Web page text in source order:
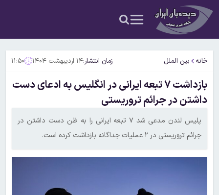
خانه بین الملل زمان انتشار:۱۴ اردیبهشت ۱۴۰۴ ۱۱:۵۰
بازداشت ۷ تبعه ایرانی در انگلیس به ادعای دست
داشتن در جرائم تروریستی
پلیس لندن مدعی شد ۷ تبعه ایرانی را به ظن دست داشتن در
جرائم تروریستی در ۲ عملیات جداگانه بازداشت کرده است.